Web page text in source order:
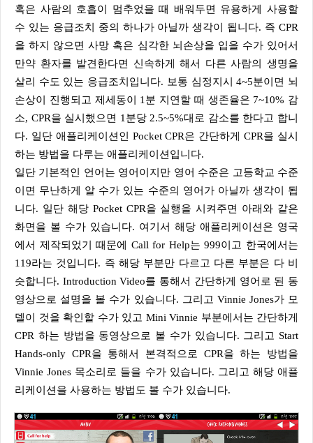
혹은 사람의 호흡이 멈추었을 때 배워두면 유용하게 사용할
수 있는 응급조치 중의 하나가 아닐까 생각이 됩니다. 즉 CPR
을 하지 않으면 사망 혹은 심각한 뇌손상을 입을 수가 있어서
만약 환자를 발견한다면 신속하게 해서 다른 사람의 생명을
살리 수도 있는 응급조치입니다. 보통 심정지시 4~5분이면 뇌
손상이 진행되고 제세동이 1분 지연할 때 생존율은 7~10% 감
소, CPR을 실시했으면 1분당 2.5~5%대로 감소를 한다고 합니
다. 일단 애플리케이션인 Pocket CPR은 간단하게 CPR을 실시
하는 방법을 다루는 애플리케이션입니다.
일단 기본적인 언어는 영어이지만 영어 수준은 고등학교 수준
이면 무난하게 알 수가 있는 수준의 영어가 아닐까 생각이 됩
니다. 일단 해당 Pocket CPR을 실행을 시켜주면 아래와 같은
화면을 볼 수가 있습니다. 여기서 해당 애플리케이션은 영국
에서 제작되었기 때문에 Call for Help는 999이고 한국에서는
119라는 것입니다. 즉 해당 부분만 다르고 다른 부분은 다 비
슷합니다. Introduction Video를 통해서 간단하게 영어로 된 동
영상으로 설명을 볼 수가 있습니다. 그리고 Vinnie Jones가 모
델이 것을 확인할 수가 있고 Mini Vinnie 부분에서는 간단하게
CPR 하는 방법을 동영상으로 볼 수가 있습니다. 그리고 Start
Hands-only CPR을 통해서 본격적으로 CPR을 하는 방법을
Vinnie Jones 목소리로 들을 수가 있습니다. 그리고 해당 애플
리케이션을 사용하는 방법도 볼 수가 있습니다.